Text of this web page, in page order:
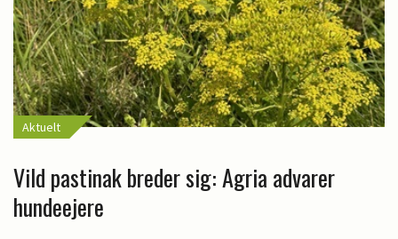
Aktuelt
Vild pastinak breder sig: Agria advarer
hundeejere